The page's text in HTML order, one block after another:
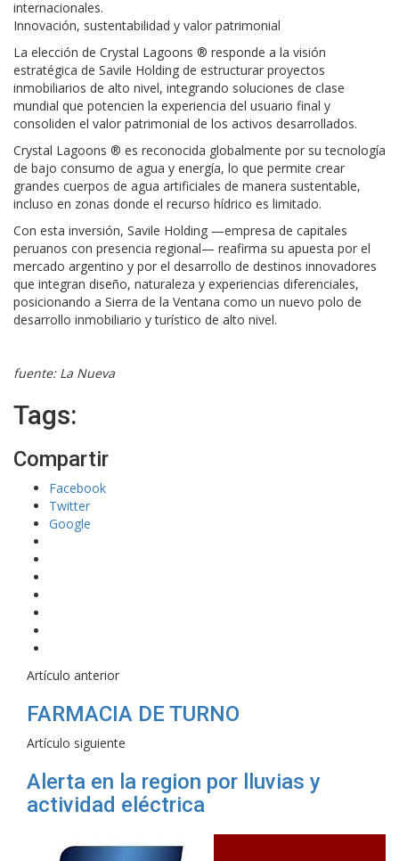
internacionales.
Innovación, sustentabilidad y valor patrimonial
La elección de Crystal Lagoons ® responde a la visión
estratégica de Savile Holding de estructurar proyectos
inmobiliarios de alto nivel, integrando soluciones de clase
mundial que potencien la experiencia del usuario final y
consoliden el valor patrimonial de los activos desarrollados.
Crystal Lagoons ® es reconocida globalmente por su tecnología
de bajo consumo de agua y energía, lo que permite crear
grandes cuerpos de agua artificiales de manera sustentable,
incluso en zonas donde el recurso hídrico es limitado.
Con esta inversión, Savile Holding —empresa de capitales
peruanos con presencia regional— reafirma su apuesta por el
mercado argentino y por el desarrollo de destinos innovadores
que integran diseño, naturaleza y experiencias diferenciales,
posicionando a Sierra de la Ventana como un nuevo polo de
desarrollo inmobiliario y turístico de alto nivel.
fuente: La Nueva
Tags:
Compartir
Facebook
Twitter
Google
Artículo anterior
FARMACIA DE TURNO
Artículo siguiente
Alerta en la region por lluvias y
actividad eléctrica